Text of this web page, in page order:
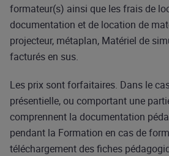
formateur(s) ainsi que les frais de
documentation et de location de
projecteur, métaplan, Matériel de
facturés en sus.
Les prix sont forfaitaires. Dans le
présentielle, ou comportant une
comprennent la documentation
pendant la Formation en cas de
téléchargement des fiches